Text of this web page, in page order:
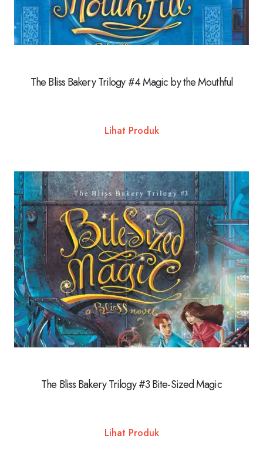
The Bliss Bakery Trilogy #4 Magic by the Mouthful
Lihat Produk
The Bliss Bakery Trilogy #3 Bite-Sized Magic
Lihat Produk